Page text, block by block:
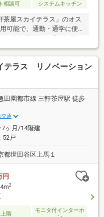
す。オートロックや宅配ボ
相談可 システムキッチン
屋スカイテラス」のオス
能で、通勤・通学に便
都市線「駒沢大学」駅 徒
大切なペットと一緒に暮
隣接する洋室を開放すれ
て活用可能。◆床暖房・
ています。◆ALSOKによる
ュリティ付き。◆コンビ
で徒歩4分と、日々のお買
テラス リノベーション
田園都市線 三軒茶屋駅 徒歩
交通
7ヶ月/14階建
52戸
都世田谷区上馬１
円
2
階
モニタ付インターホ